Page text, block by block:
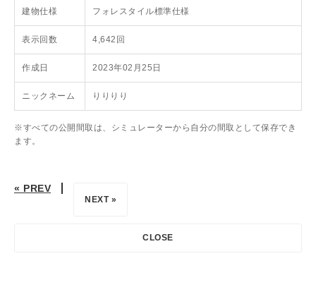
建物仕様 フォレスタイル標準仕様
表示回数 4,642回
作成日 2023年02月25日
ニックネーム りりりり
※すべての公開間取は、シミュレーターから自分の間取として保存でき
ます。
« PREV
NEXT »
CLOSE